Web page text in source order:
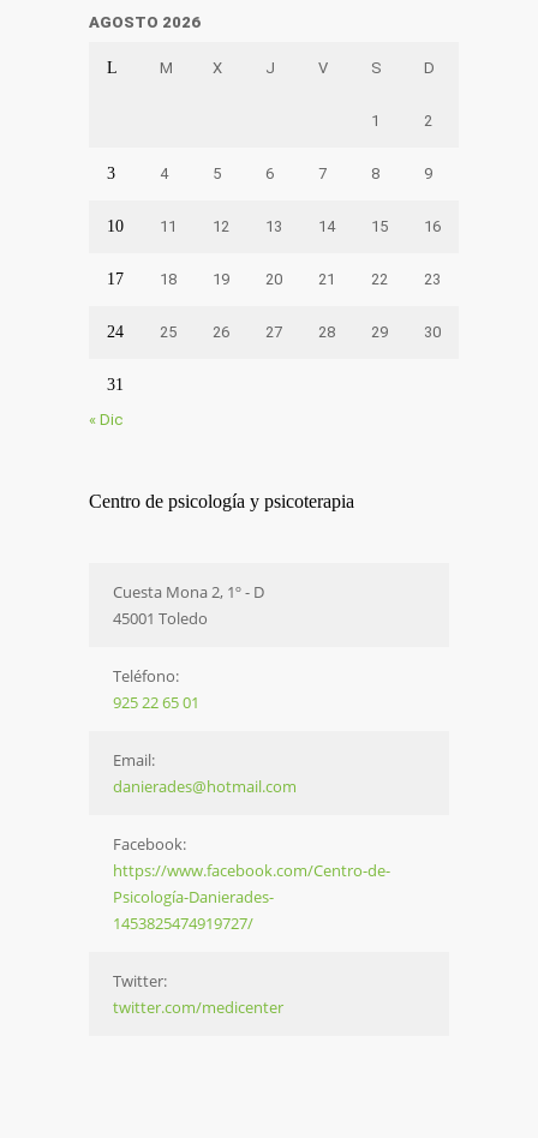
AGOSTO 2026
L M X J V S D
1 2
3 4 5 6 7 8 9
10 11 12 13 14 15 16
17 18 19 20 21 22 23
24 25 26 27 28 29 30
31
« Dic
Centro de psicología y psicoterapia
Cuesta Mona 2, 1º - D
45001 Toledo
Teléfono:
925 22 65 01
Email:
danierades@hotmail.com
Facebook:
https://www.facebook.com/Centro-de-
Psicología-Danierades-
1453825474919727/
Twitter:
twitter.com/medicenter